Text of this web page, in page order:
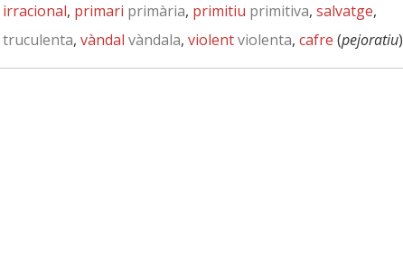
irracional, primari primària, primitiu primitiva, salvatge,
truculenta, vàndal vàndala, violentviolenta, cafre (pejoratiu)